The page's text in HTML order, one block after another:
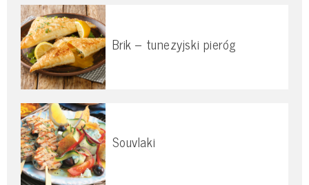
Brik – tunezyjski pieróg
Souvlaki